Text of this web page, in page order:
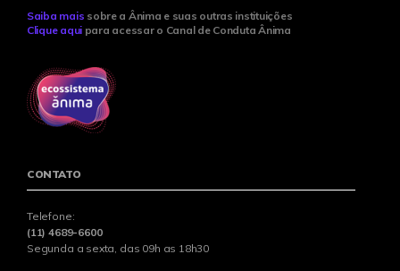
Saiba mais sobre a Ânima e suas outras instituições
Clique aqui para acessar o Canal de Conduta Ânima
CONTATO
Telefone:
(11) 4689-6600
Segunda a sexta, das 09h as 18h30